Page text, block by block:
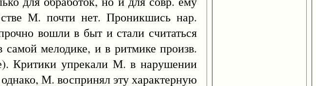
М. почти нет. Проникшись нар.
вошли в быт и стали считаться
мелодике, и в ритмике произв.
Критики упрекали М. в нарушении
М. воспринял эту характерную